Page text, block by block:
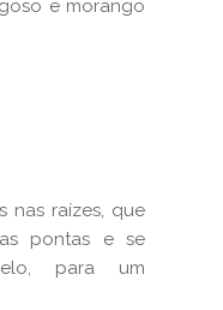
e morango
nas raízes, que
pontas e se
para um